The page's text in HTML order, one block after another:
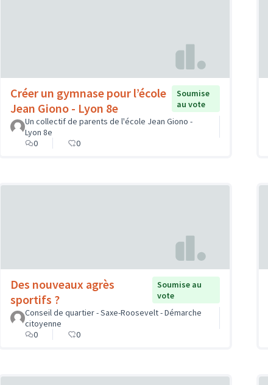
Créer un gymnase pour l’école
Jean Giono - Lyon 8e
Soumise
au vote
Un collectif de parents de l'école Jean Giono -
Lyon 8e
0
0
Des nouveaux agrès
sportifs ?
Soumise au
vote
Conseil de quartier - Saxe-Roosevelt - Démarche
citoyenne
0
0